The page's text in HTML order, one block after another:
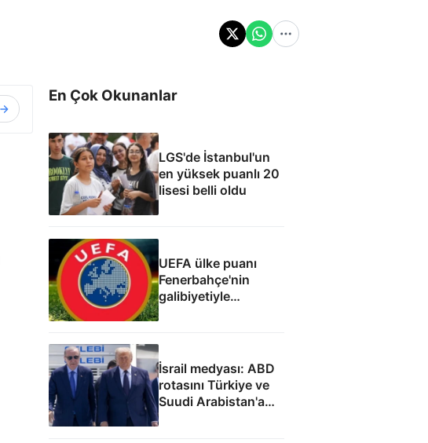
En Çok Okunanlar
LGS'de İstanbul'un
en yüksek puanlı 20
lisesi belli oldu
UEFA ülke puanı
Fenerbahçe'nin
galibiyetiyle
güncellendi
İsrail medyası: ABD
rotasını Türkiye ve
Suudi Arabistan'a
çevirdi